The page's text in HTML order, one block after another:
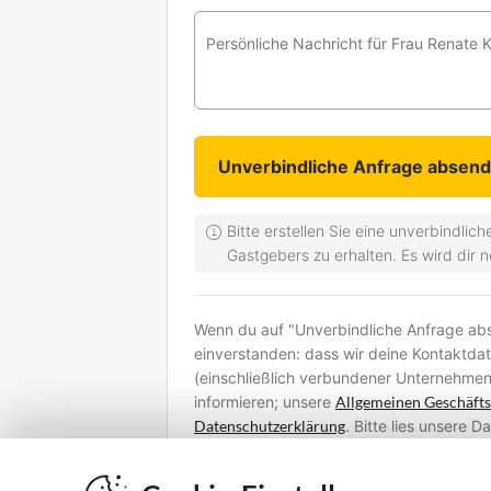
Persönliche Nachricht für Frau Renate
Bitte erstellen Sie eine
Gastgebers zu erhalten. Es wird dir
Wenn du auf "Unverbindliche Anfrage
einverstanden: dass wir deine
(einschließlich verbundener
informieren; unsere Allgemeinen
Datenschutzerklärung. Bitte lies unsere